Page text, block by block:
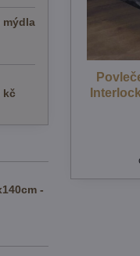
mýdla
kč
-